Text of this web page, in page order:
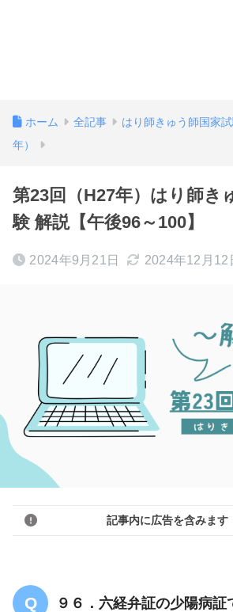
ホーム 全記事 はり師きゅう師国家
年）
第23回（H27年）はり師き
験 解説【午後96～100】
2024年9月21日 2024年12月12
記事内に広告を含みます
９６．六経弁証の少陽病